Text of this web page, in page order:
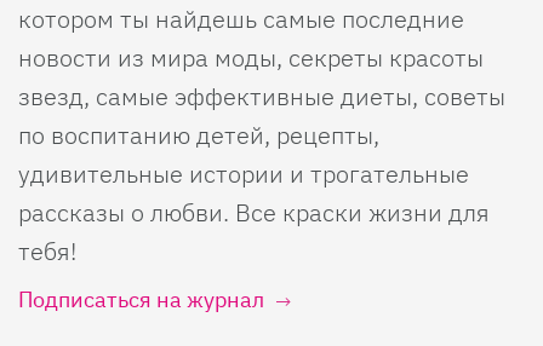
котором ты найдешь самые последние
новости из мира моды, секреты красоты
звезд, самые эффективные диеты, советы
по воспитанию детей, рецепты,
удивительные истории и трогательные
рассказы о любви. Все краски жизни для
тебя!
Подписаться на журнал